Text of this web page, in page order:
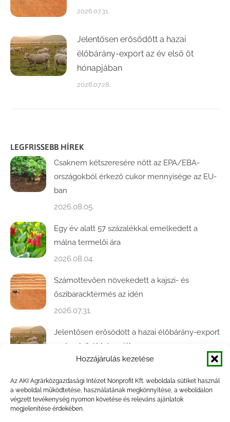
Hozzájárulás kezelése
Az AKI Agrárközgazdasági Intézet Nonprofit Kft. weboldala sütiket használ
a weboldal működtetése, használatának megkönnyítése, a weboldalon
végzett tevékenység nyomon követése és releváns ajánlatok
megjelenítése érdekében.
2026.07.31.
Jelentősen erősödött a hazai
élőbárány-export az év első öt
hónapjában
2026.07.28.
LEGFRISSEBB HÍREK
Csaknem kétszeresére nőtt az EPA/EBA-
országokból érkező cukor mennyisége az EU-
ban
2026.08.05.
Egy év alatt 57 százalékkal emelkedett a
málna termelői ára
2026.08.04.
Számottevően növekedett a kajszi- és
őszibaracktermés az idén
2026.07.31.
Jelentősen erősödött a hazai élőbárány-export
az év első öt hónapjában
2026.07.28.
Közel ötödével bővült a baromfivágás
Magyarországon